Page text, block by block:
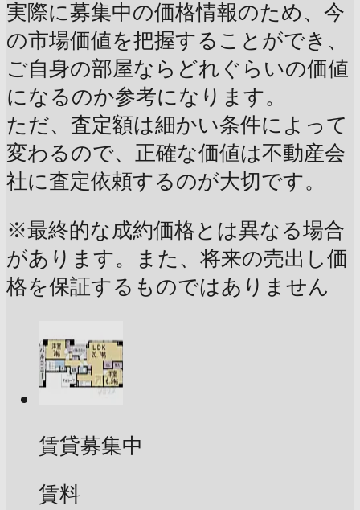
実際に募集中の価格情報のため、今
の市場価値を把握することができ、
ご自身の部屋ならどれぐらいの価値
になるのか参考になります。
ただ、査定額は細かい条件によって
変わるので、正確な価値は不動産会
社に査定依頼するのが大切です。
※最終的な成約価格とは異なる場合
があります。また、将来の売出し価
格を保証するものではありません
賃貸募集中
賃料